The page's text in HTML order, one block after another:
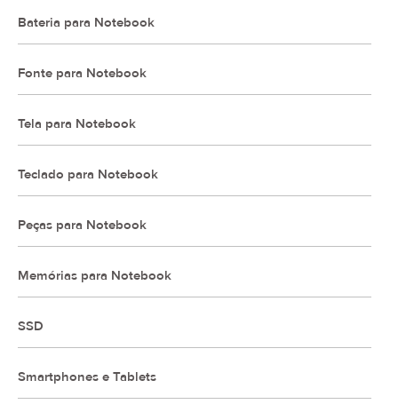
Bateria para Notebook
Fonte para Notebook
Tela para Notebook
Teclado para Notebook
Peças para Notebook
Memórias para Notebook
SSD
Smartphones e Tablets